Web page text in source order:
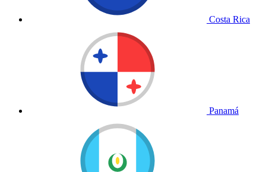
Costa Rica
Panamá